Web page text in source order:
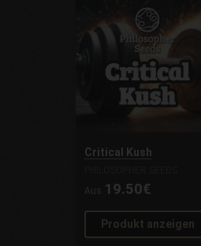
Critical Kush
Aus 19.50€
Produkt anzeigen